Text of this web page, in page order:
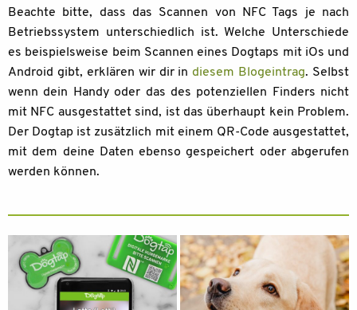
Beachte bitte, dass das Scannen von NFC Tags je nach
Betriebssystem unterschiedlich ist. Welche Unterschiede
es beispielsweise beim Scannen eines Dogtaps mit iOs und
Android gibt, erklären wir dir in diesem Blogeintrag. Selbst
wenn dein Handy oder das des potenziellen Finders nicht
mit NFC ausgestattet sind, ist das überhaupt kein Problem.
Der Dogtap ist zusätzlich mit einem QR-Code ausgestattet,
mit dem deine Daten ebenso gespeichert oder abgerufen
werden können.